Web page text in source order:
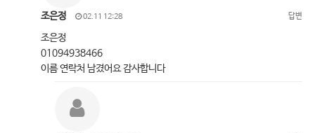
조은정 02.11 12:28 답변
조은정
01094938466
이름 연락처 남겼어요 감사합니다